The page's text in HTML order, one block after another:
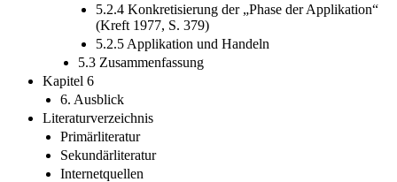
5.2.4 Konkretisierung der „Phase der Applikation“
(Kreft 1977, S. 379)
5.2.5 Applikation und Handeln
5.3 Zusammenfassung
Kapitel 6
6. Ausblick
Literaturverzeichnis
Primärliteratur
Sekundärliteratur
Internetquellen